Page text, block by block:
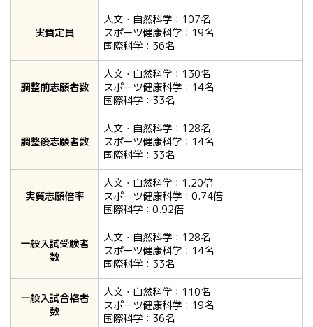
実質定員
人文・自然科学：107名
スポーツ健康科学：19名
国際科学：36名
調整前志願者数
人文・自然科学：130名
スポーツ健康科学：14名
国際科学：33名
調整後志願者数
人文・自然科学：128名
スポーツ健康科学：14名
国際科学：33名
実質志願倍率
人文・自然科学：1.20倍
スポーツ健康科学：0.74倍
国際科学：0.92倍
一般入試受験者
数
人文・自然科学：128名
スポーツ健康科学：14名
国際科学：33名
一般入試合格者
数
人文・自然科学：110名
スポーツ健康科学：19名
国際科学：36名